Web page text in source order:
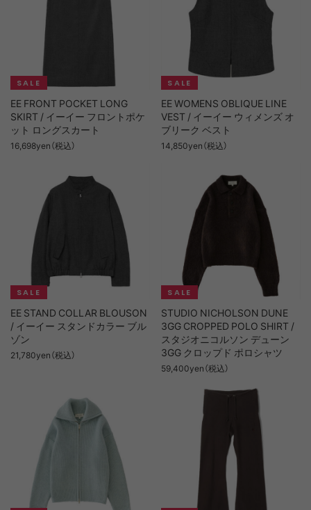
EE FRONT POCKET LONG
SKIRT / イーイー フロントポケ
ット ロングスカート
16,698yen（税込）
EE WOMENS OBLIQUE LINE
VEST / イーイー ウィメンズ オ
ブリーク ベスト
14,850yen（税込）
EE STAND COLLAR BLOUSON
/ イーイー スタンドカラー ブル
ゾン
21,780yen（税込）
STUDIO NICHOLSON DUNE
3GG CROPPED POLO SHIRT /
スタジオニコルソン デューン
3GG クロップド ポロシャツ
59,400yen（税込）